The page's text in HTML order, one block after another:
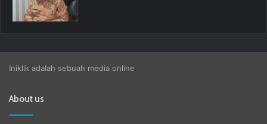
Iniklik adalah sebuah media online
About us